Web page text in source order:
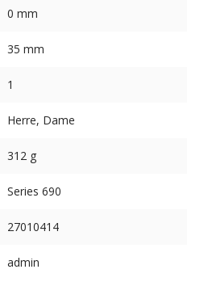
0 mm
35 mm
1
Herre, Dame
312 g
Series 690
27010414
admin